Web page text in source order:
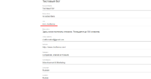
https://partners.viber.com/